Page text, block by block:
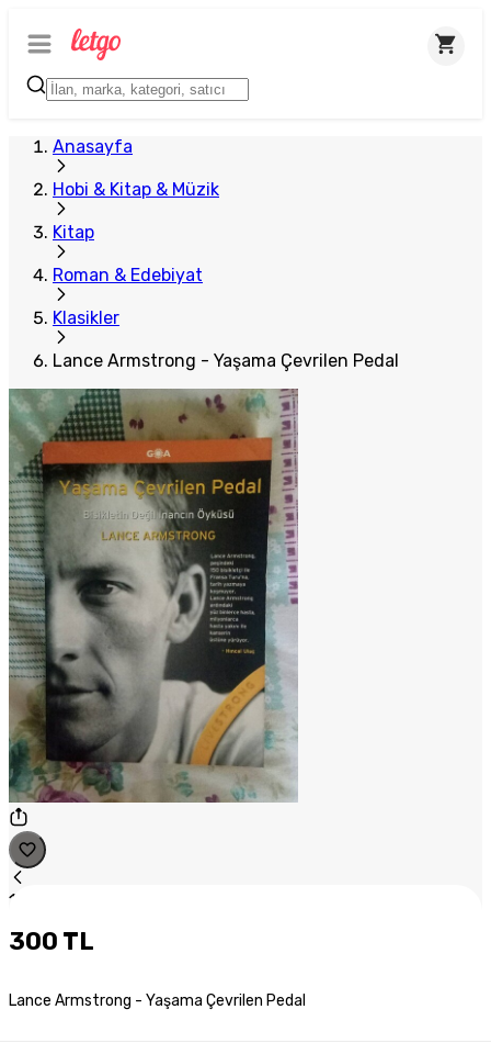
Anasayfa
Hobi & Kitap & Müzik
Kitap
Roman & Edebiyat
Klasikler
Lance Armstrong - Yaşama Çevrilen Pedal
1
300 TL
Lance Armstrong - Yaşama Çevrilen Pedal